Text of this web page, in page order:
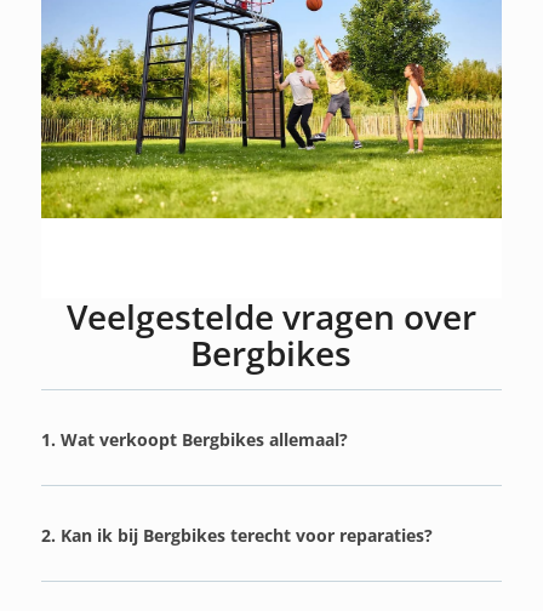
Veelgestelde vragen over
Bergbikes
1. Wat verkoopt Bergbikes allemaal?
2. Kan ik bij Bergbikes terecht voor reparaties?